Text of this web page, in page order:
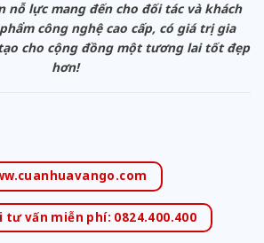
nỗ lực mang đến cho đối tác và khách
công nghệ cao cấp, có giá trị gia
cho cộng đồng một tương lai tốt đẹp
hơn!
tư vấn miễn phí: 0824.400.400